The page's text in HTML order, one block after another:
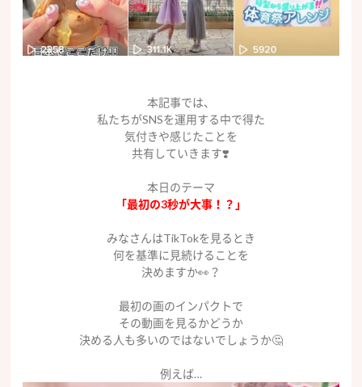
本記事では、
私たちがSNSを運用する中で得た
気付きや感じたことを
共有していきます❣️
本日のテーマ
「最初の3秒が大事！？」
みなさんはTikTokを見るとき
何を基準に見続けることを
決めますか👀？
最初の画のインパクトで
その動画を見るかどうか
決める人も多いのではないでしょうか🤔
例えば…